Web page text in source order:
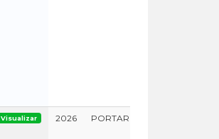
Visualizar 2026 PORTARIA